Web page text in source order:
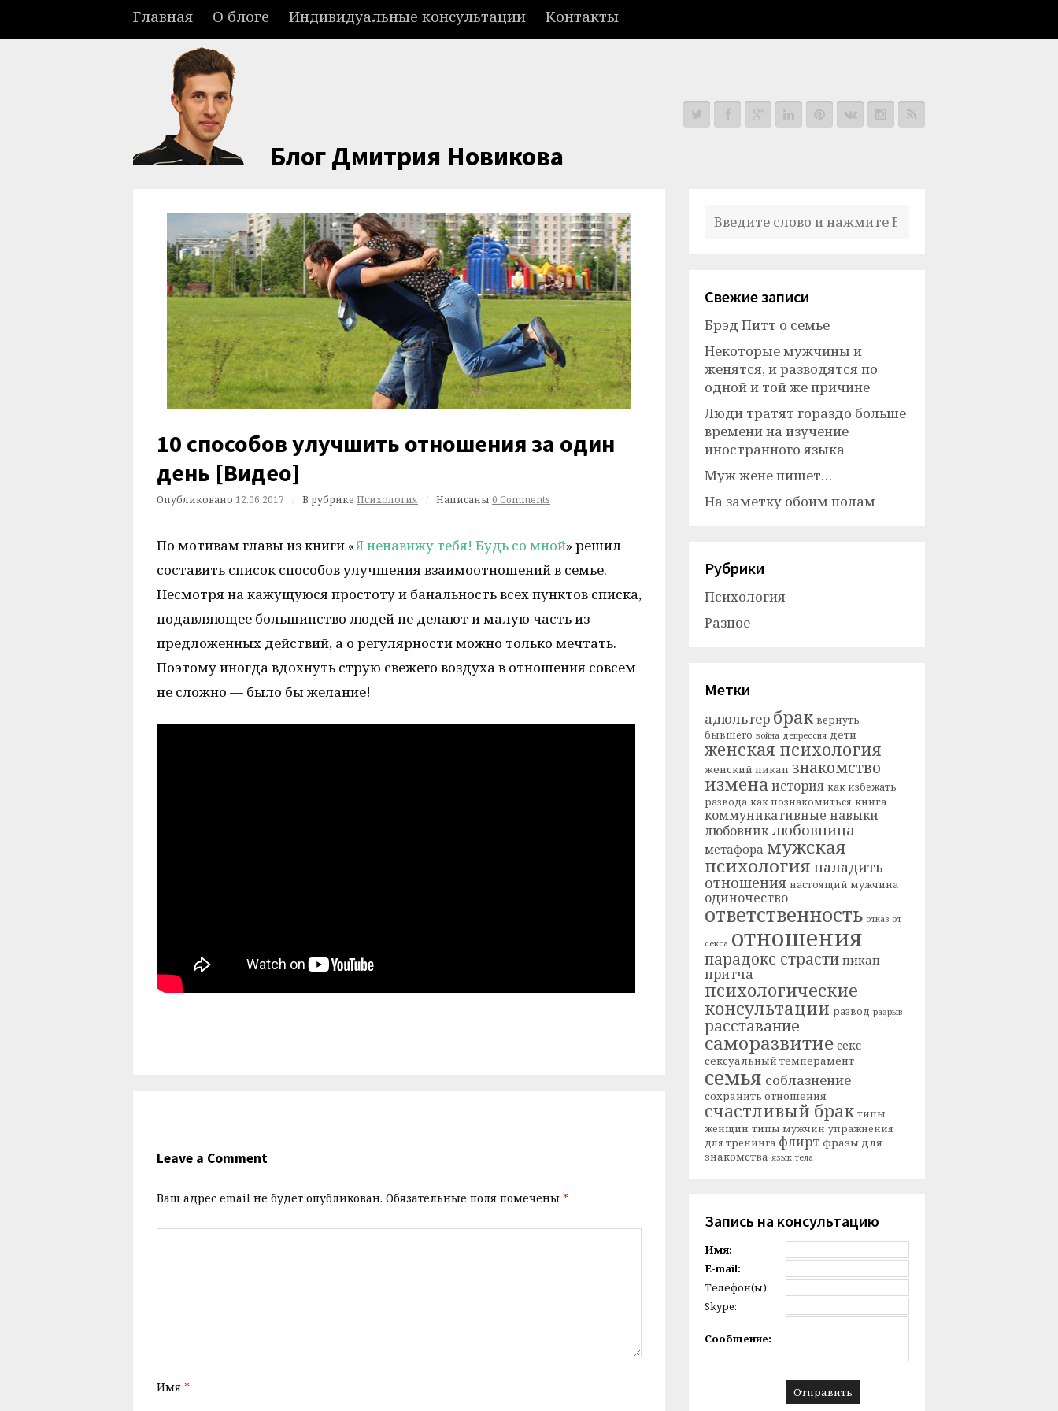
Главная О блоге Индивидуальные консультации Контакты
Блог Дмитрия Новикова
10 способов улучшить отношения за один
день [Видео]
Опубликовано 12.06.2017 / В рубрике Психология / Написаны 0 Comments
По мотивам главы из книги «Я ненавижу тебя! Будь со мной» решил
составить список способов улучшения взаимоотношений в семье.
Несмотря на кажущуюся простоту и банальность всех пунктов списка,
подавляющее большинство людей не делают и малую часть из
предложенных действий, а о регулярности можно только мечтать.
Поэтому иногда вдохнуть струю свежего воздуха в отношения совсем
не сложно — было бы желание!
Leave a Comment
Ваш адрес email не будет опубликован. Обязательные поля помечены *
Имя *
Свежие записи
Брэд Питт о семье
Некоторые мужчины и
женятся, и разводятся по
одной и той же причине
Люди тратят гораздо больше
времени на изучение
иностранного языка
Муж жене пишет…
На заметку обоим полам
Рубрики
Психология
Разное
Метки
адюльтер брак вернуть
бывшего война депрессия дети
женская психология
женский пикап знакомство
изменаистория как избежать
развода как познакомиться книга
коммуникативные навыки
любовник любовница
метафора мужская
психология наладить
отношения настоящий мужчина
одиночество
ответственность отказ от
секса отношения
парадокс страсти пикап
притча
психологические
консультации развод разрыв
расставание
саморазвитие секс
сексуальный темперамент
семья соблазнение
сохранить отношения
счастливый брак типы
женщин типы мужчин упражнения
для тренинга флирт фразы для
знакомства язык тела
Запись на консультацию
Имя:
E-mail:
Телефон(ы):
Skype:
Сообщение: